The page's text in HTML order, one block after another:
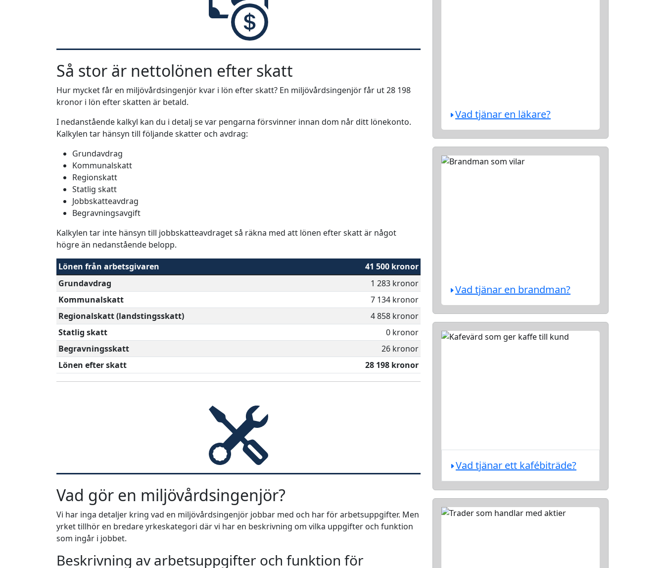
Så stor är nettolönen efter skatt
Hur mycket får en miljövårdsingenjör kvar i lön efter skatt? En miljövårdsingenjör får ut 28 198
kronor i lön efter skatten är betald.
I nedanstående kalkyl kan du i detalj se var pengarna försvinner innan dom når ditt lönekonto.
Kalkylen tar hänsyn till följande skatter och avdrag:
Grundavdrag
Kommunalskatt
Regionskatt
Statlig skatt
Jobbskatteavdrag
Begravningsavgift
Kalkylen tar inte hänsyn till jobbskatteavdraget så räkna med att lönen efter skatt är något
högre än nedanstående belopp.
Lönen från arbetsgivaren
41 500 kronor
Grundavdrag
1 283 kronor
Kommunalskatt
7 134 kronor
Regionalskatt (landstingsskatt)
4 858 kronor
Statlig skatt
0 kronor
Begravningsskatt
26 kronor
Lönen efter skatt
28 198 kronor
Vad gör en miljövårdsingenjör?
Vi har inga detaljer kring vad en miljövårdsingenjör jobbar med och har för arbetsuppgifter. Men
yrket tillhör en bredare yrkeskategori där vi har en beskrivning om vilka uppgifter och funktion
som ingår i jobbet.
Beskrivning av arbetsuppgifter och funktion för
Vad tjänar en läkare?
Vad tjänar en brandman?
Vad tjänar ett kafébiträde?